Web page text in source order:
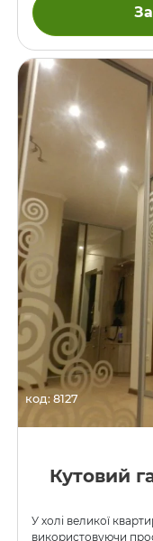
код: 8127
Кутовий
У холі великої
використовуючи